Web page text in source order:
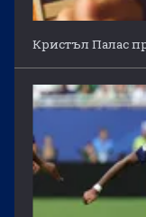
Кристъл Палас